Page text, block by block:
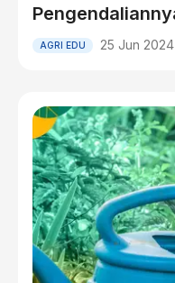
AGRI EDU 25 Jun 2024